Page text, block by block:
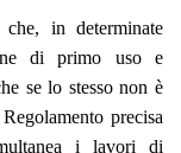
in determinate
di primo uso e
se lo stesso non è
precisa
i lavori di